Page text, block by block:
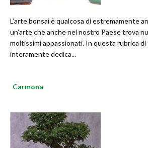
L’arte bonsai è qualcosa di estremamente
un’arte che anche nel nostro Paese trova
moltissimi appassionati. In questa rubrica
interamente dedica...
Carmona